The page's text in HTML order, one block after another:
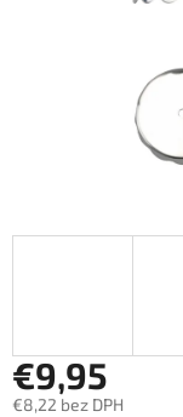
€9,95
€8,22 bez DPH